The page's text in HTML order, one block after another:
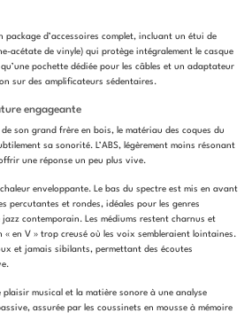
package d’accessoires complet, incluant un étui de
acétate de vinyle) qui protège intégralement le casque
pochette dédiée pour les câbles et un adaptateur
sur des amplificateurs sédentaires.
engageante
son grand frère en bois, le matériau des coques du
sa sonorité. L’ABS, légèrement moins résonant
une réponse un peu plus vive.
chaleur enveloppante. Le bas du spectre est mis en avant
percutantes et rondes, idéales pour les genres
jazz contemporain. Les médiums restent charnus et
en V » trop creusé où les voix sembleraient lointaines.
et jamais sibilants, permettant des écoutes
plaisir musical et la matière sonore à une analyse
assurée par les coussinets en mousse à mémoire